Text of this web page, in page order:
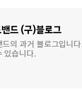
드 (구)블로그
의 과거 블로그입니
있습니다.